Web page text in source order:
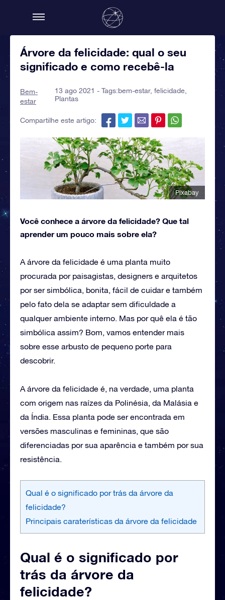
Árvore da felicidade: qual o seu
significado e como recebê-la
Bem-
estar
13 ago 2021 - Tags:bem-estar, felicidade
Plantas
Compartilhe este artigo:
Pixabay
Você conhece a árvore da felicidade? Que tal
aprender um pouco mais sobre ela?
A árvore da felicidade é uma planta muito
procurada por paisagistas, designers e arquitetos
por ser simbólica, bonita, fácil de cuidar e também
pelo fato dela se adaptar sem dificuldade a
qualquer ambiente interno. Mas por quê ela é tão
simbólica assim? Bom, vamos entender mais
sobre esse arbusto de pequeno porte para
descobrir.
A árvore da felicidade é, na verdade, uma planta
com origem nas raízes da Polinésia, da Malásia e
da Índia. Essa planta pode ser encontrada em
versões masculinas e femininas, que são
diferenciadas por sua aparência e também por sua
resistência.
Qual é o significado por trás da árvore da
felicidade?
Principais caraterísticas da árvore da felicidade
Qual é o significado por
trás da árvore da
felicidade?